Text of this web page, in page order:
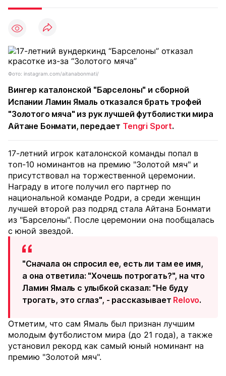
Фото: instagram.com/aitanabonmati/
Вингер каталонской "Барселоны" и сборной
Испании Ламин Ямаль отказался брать трофей
"Золотого мяча" из рук лучшей футболистки мира
Айтане Бонмати, передает Tengri Sport.
17-летний игрок каталонской команды попал в
топ-10 номинантов на премию "Золотой мяч" и
присутствовал на торжественной церемонии.
Награду в итоге получил его партнер по
национальной команде Родри, а среди женщин
лучшей второй раз подряд стала Айтана Бонмати
из "Барселоны". После церемонии она пообщалась
с юной звездой.
"Сначала он спросил ее, есть ли там ее имя,
а она ответила: "Хочешь потрогать?", на что
Ламин Ямаль с улыбкой сказал: "Не буду
трогать, это сглаз", - рассказывает Relovo.
Отметим, что сам Ямаль был признан лучшим
молодым футболистом мира (до 21 года), а также
установил рекорд как самый юный номинант на
премию "Золотой мяч".